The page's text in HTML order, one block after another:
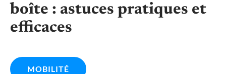
boîte : astuces pratiques et
efficaces
MOBILITÉ